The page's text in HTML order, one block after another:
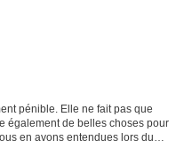
pénible. Elle ne fait pas que
également de belles choses pour
en avons entendues lors du